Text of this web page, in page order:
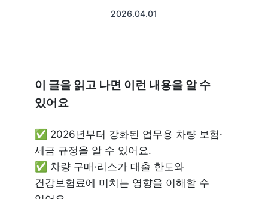
2026.04.01
이 글을 읽고 나면 이런 내용을 알 수
있어요
✅ 2026년부터 강화된 업무용 차량 보험·
세금 규정을 알 수 있어요.
✅ 차량 구매·리스가 대출 한도와
건강보험료에 미치는 영향을 이해할 수